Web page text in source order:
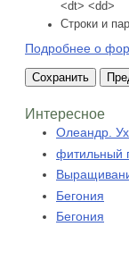
<dt> <dd>
Строки и
Подробнее о
Интересное
Олеандр.
фитильный
Бегония
Бегония